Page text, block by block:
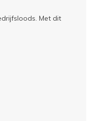
Met dit